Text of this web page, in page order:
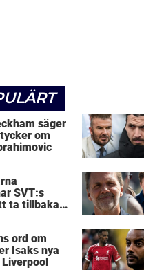
säger
om
SVT:s
ta tillbaka
ord om
Isaks nya